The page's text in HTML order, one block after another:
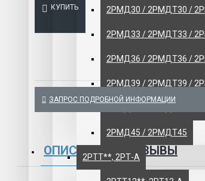
2РМД30 / 2РМДТ30 /
2РМД33 / 2РМДТ33 /
2РМД36 / 2РМДТ36 /
2РМД39 / 2РМДТ39 /
2РМД45 / 2РМДТ45
2РТТ**, 2РТ-А
КУПИТЬ
ЗАПРОС ПОДРОБНОЙ ИНФОРМАЦИИ
ОПИСАНИЕ ОТЗЫВЫ